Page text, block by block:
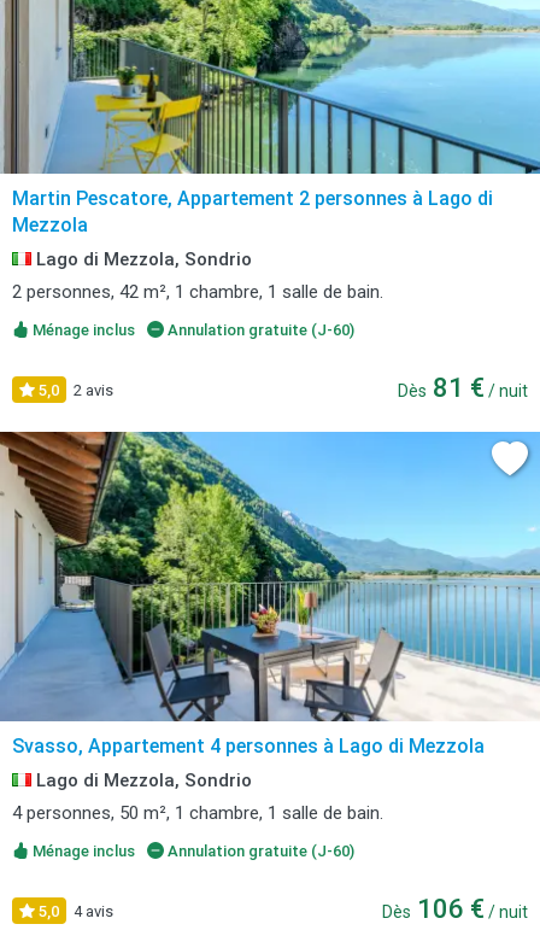
Martin Pescatore, Appartement 2 personnes à Lago di
Mezzola
Lago di Mezzola, Sondrio
2 personnes, 42 m², 1 chambre, 1 salle de bain.
Ménage inclus Annulation gratuite (J-60)
5,0 2 avis Dès 81 € / nuit
Svasso, Appartement 4 personnes à Lago di Mezzola
Lago di Mezzola, Sondrio
4 personnes, 50 m², 1 chambre, 1 salle de bain.
Ménage inclus Annulation gratuite (J-60)
5,0 4 avis Dès 106 € / nuit